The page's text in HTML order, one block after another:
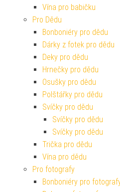
Vína pro babičku
Pro Dědu
Bonboniéry pro dědu
Dárky z fotek pro dědu
Deky pro dědu
Hrnečky pro dědu
Osušky pro dědu
Polštářky pro dědu
Svíčky pro dědu
Svíčky pro dědu
Svíčky pro dědu
Trička pro dědu
Vína pro dědu
Pro fotografy
Bonboniéry pro